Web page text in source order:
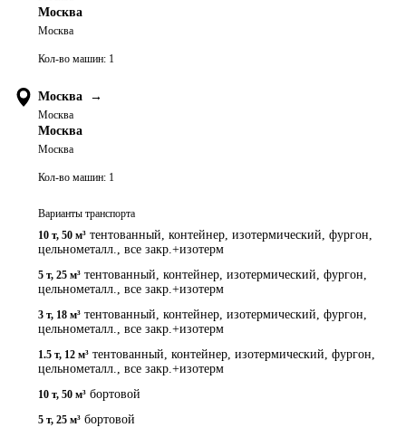
Москва
Москва
Кол-во машин: 1
Москва →
Москва
Москва
Москва
Кол-во машин: 1
Варианты транспорта
10 т, 50 м³ тентованный, контейнер, изотермический, фургон,
цельнометалл., все закр.+изотерм
5 т, 25 м³ тентованный, контейнер, изотермический, фургон,
цельнометалл., все закр.+изотерм
3 т, 18 м³ тентованный, контейнер, изотермический, фургон,
цельнометалл., все закр.+изотерм
1.5 т, 12 м³ тентованный, контейнер, изотермический, фургон,
цельнометалл., все закр.+изотерм
10 т, 50 м³ бортовой
5 т, 25 м³ бортовой